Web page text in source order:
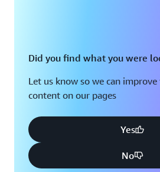
Did you find what you were
Let us know so we can
content on our pages
Yes
No